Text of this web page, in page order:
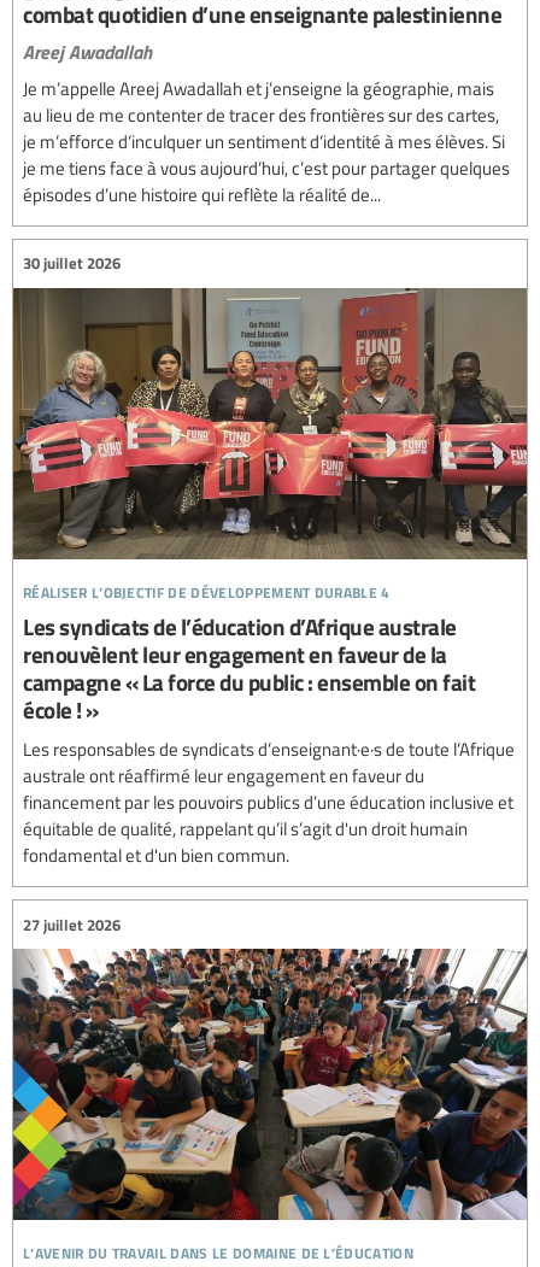
combat quotidien d’une enseignante palestinienne
Areej Awadallah
Je m’appelle Areej Awadallah et j’enseigne la géographie, mais
au lieu de me contenter de tracer des frontières sur des cartes,
je m’efforce d’inculquer un sentiment d’identité à mes élèves. Si
je me tiens face à vous aujourd’hui, c’est pour partager quelques
épisodes d’une histoire qui reflète la réalité de...
réaliser l’objectif de développement durable 4
30 juillet 2026
Les syndicats de l’éducation d’Afrique australe
renouvèlent leur engagement en faveur de la
campagne « La force du public : ensemble on fait
école ! »
Les responsables de syndicats d’enseignant·e·s de toute l’Afrique
australe ont réaffirmé leur engagement en faveur du
financement par les pouvoirs publics d’une éducation inclusive et
équitable de qualité, rappelant qu’il s’agit d'un droit humain
fondamental et d'un bien commun.
l’avenir du travail dans le domaine de l’éducation
27 juillet 2026